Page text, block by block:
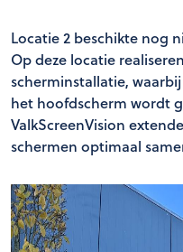
Locatie 2 beschikte nog
Op deze locatie
scherminstallatie,
het hoofdscherm wordt
ValkScreenVision
schermen optimaal